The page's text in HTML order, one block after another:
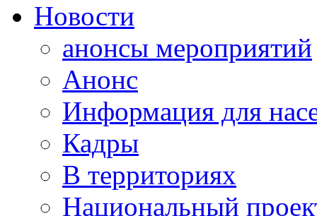
Новости
анонсы мероприятий
Анонс
Информация для
Кадры
В территориях
Национальный